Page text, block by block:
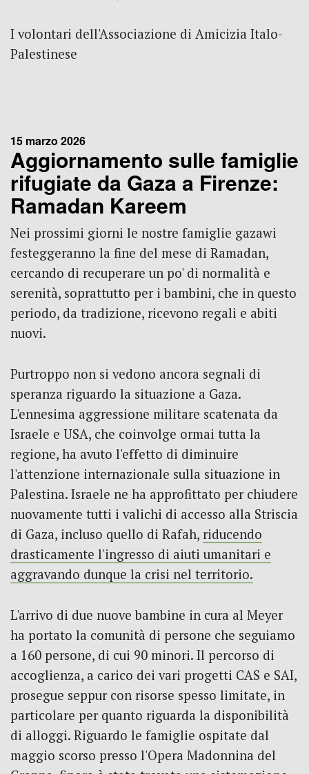
I volontari dell'Associazione di Amicizia Italo-
Palestinese
15 marzo 2026
Aggiornamento sulle famiglie
rifugiate da Gaza a Firenze:
Ramadan Kareem
Nei prossimi giorni le nostre famiglie gazawi
festeggeranno la fine del mese di Ramadan,
cercando di recuperare un po' di normalità e
serenità, soprattutto per i bambini, che in questo
periodo, da tradizione, ricevono regali e abiti
nuovi.
Purtroppo non si vedono ancora segnali di
speranza riguardo la situazione a Gaza.
L'ennesima aggressione militare scatenata da
Israele e USA, che coinvolge ormai tutta la
regione, ha avuto l'effetto di diminuire
l'attenzione internazionale sulla situazione in
Palestina. Israele ne ha approfittato per chiudere
nuovamente tutti i valichi di accesso alla Striscia
di Gaza, incluso quello di Rafah, riducendo
drasticamente l'ingresso di aiuti umanitari e
aggravando dunque la crisi nel territorio.
L'arrivo di due nuove bambine in cura al Meyer
ha portato la comunità di persone che seguiamo
a 160 persone, di cui 90 minori. Il percorso di
accoglienza, a carico dei vari progetti CAS e SAI,
prosegue seppur con risorse spesso limitate, in
particolare per quanto riguarda la disponibilità
di alloggi. Riguardo le famiglie ospitate dal
maggio scorso presso l'Opera Madonnina del